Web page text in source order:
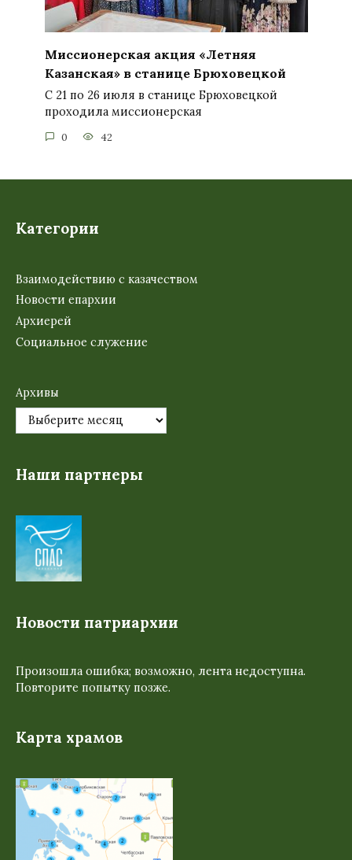
Миссионерская акция «Летняя
Казанская» в станице Брюховецкой
С 21 по 26 июля в станице Брюховецкой
проходила миссионерская
0 42
Категории
Взаимодействию с казачеством
Новости епархии
Архиерей
Социальное служение
Архивы
Наши партнеры
Новости патриархии
Произошла ошибка; возможно, лента недоступна.
Повторите попытку позже.
Карта храмов